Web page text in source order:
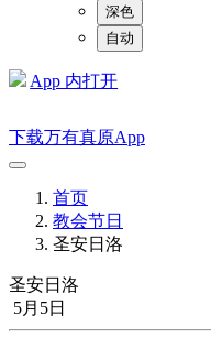
深色
自动
App 内打开
下载万有真原App
首页
教会节日
圣安日洛
圣安日洛
5月5日